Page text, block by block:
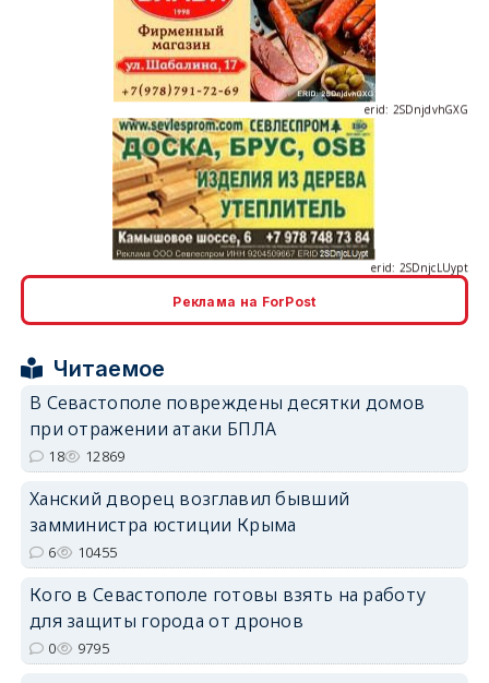
erid: 2SDnjdvhGXG
erid: 2SDnjdvhGXG
Реклама на ForPost
Читаемое
В Севастополе повреждены десятки домов
при отражении атаки БПЛА
18 12869
Ханский дворец возглавил бывший
замминистра юстиции Крыма
6 10455
Кого в Севастополе готовы взять на работу
для защиты города от дронов
0 9795